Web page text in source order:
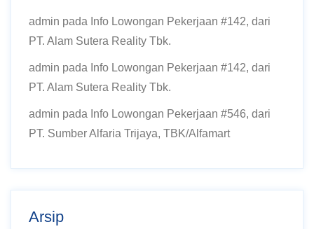
admin pada Info Lowongan Pekerjaan #142, dari
PT. Alam Sutera Reality Tbk.
admin pada Info Lowongan Pekerjaan #142, dari
PT. Alam Sutera Reality Tbk.
admin pada Info Lowongan Pekerjaan #546, dari
PT. Sumber Alfaria Trijaya, TBK/Alfamart
Arsip